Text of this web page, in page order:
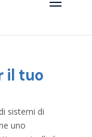
il tuo
sistemi di
uno